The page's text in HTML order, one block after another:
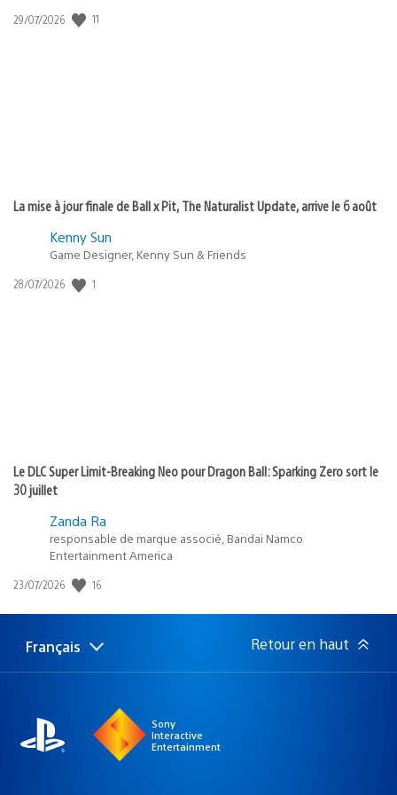
Date
29/07/2026 11
La mise à jour finale de Ball x Pit, The Naturalist Update, arrive le 6 août
Kenny Sun
Game Designer, Kenny Sun & Friends
Date
28/07/2026 1
Le DLC Super Limit-Breaking Neo pour Dragon Ball: Sparking Zero sort le
30 juillet
Zanda Ra
responsable de marque associé, Bandai Namco
Entertainment America
Date
publication
23/07/2026 16
Choisir
une
Région
actuelle
Français Retour en haut
Sony
Interactive
Entertainment